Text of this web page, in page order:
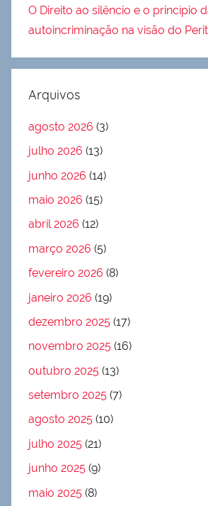
O Direito ao silêncio e o princípio
autoincriminação na visão do
Arquivos
agosto 2026 (3)
julho 2026 (13)
junho 2026 (14)
maio 2026 (15)
abril 2026 (12)
março 2026 (5)
fevereiro 2026 (8)
janeiro 2026 (19)
dezembro 2025 (17)
novembro 2025 (16)
outubro 2025 (13)
setembro 2025 (7)
agosto 2025 (10)
julho 2025 (21)
junho 2025 (9)
maio 2025 (8)